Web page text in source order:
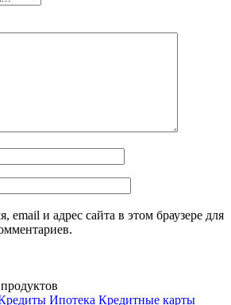
email и адрес сайта в этом браузере для
Ипотека Кредитные карты